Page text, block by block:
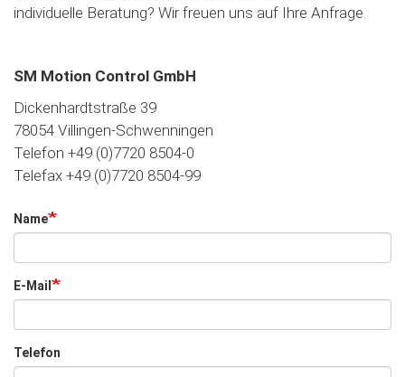
individuelle Beratung? Wir freuen uns auf Ihre Anfrage.
SM Motion Control GmbH
Dickenhardtstraße 39
78054 Villingen-Schwenningen
Telefon +49 (0)7720 8504-0
Telefax +49 (0)7720 8504-99
Name
E-Mail
Telefon